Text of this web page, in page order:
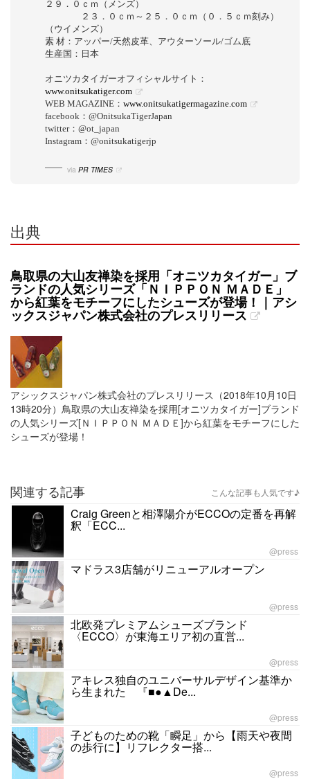
２９．０ｃｍ（メンズ）
２３．０ｃｍ～２５．０ｃｍ（０．５ｃｍ刻み）
（ウイメンズ）
素 材：アッパー/天然皮革、アウターソール/ゴム底
生産国：日本
オニツカタイガーオフィシャルサイト：
www.onitsukatiger.com
WEB MAGAZINE： www.onitsukatigermagazine.com
facebook：@OnitsukaTigerJapan
twitter：@ot_japan
Instagram：@onitsukatigerjp
via PR TIMES
出典
鳥取県の大山友禅染を採用「オニツカタイガー」ブ
ランドの人気シリーズ「ＮＩＰＰＯＮ ＭＡＤＥ」
から紅葉をモチーフにしたシューズが登場！｜アシ
ックスジャパン株式会社のプレスリリース
アシックスジャパン株式会社のプレスリリース（2018年10月10日
13時20分）鳥取県の大山友禅染を採用[オニツカタイガー]ブランド
の人気シリーズ[ＮＩＰＰＯＮ ＭＡＤＥ]から紅葉をモチーフにした
シューズが登場！
関連する記事 こんな記事も人気です♪
Craig Greenと相澤陽介がECCOの定番を再解
釈「ECC...
@press
マドラス3店舗がリニューアルオープン
@press
北欧発プレミアムシューズブランド
〈ECCO〉が東海エリア初の直営...
@press
アキレス独自のユニバーサルデザイン基準か
ら生まれた 『■●▲De...
@press
子どものための靴「瞬足」から【雨天や夜間
の歩行に】リフレクター搭...
@press